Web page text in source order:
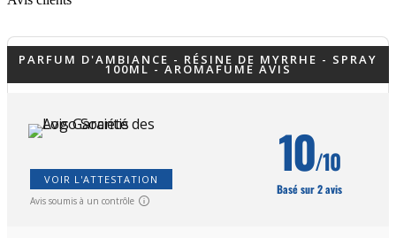
PARFUM D'AMBIANCE - RÉSINE DE MYRRHE - SPRAY
100ML - AROMAFUME AVIS
VOIR L'ATTESTATION
Avis soumis à un contrôle
10/10
Basé sur 2 avis